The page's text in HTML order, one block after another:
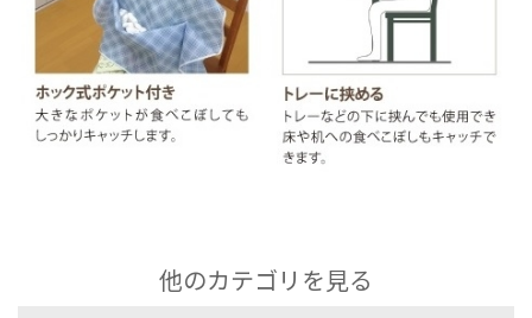
他のカテゴリを見る